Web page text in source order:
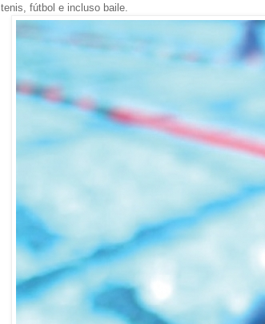
tenis, fútbol e incluso baile.